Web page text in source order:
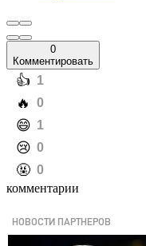
0
Комментировать
️👍 1
️🔥 0
️😄 1
️😢 0
️🤬 0
комментарии